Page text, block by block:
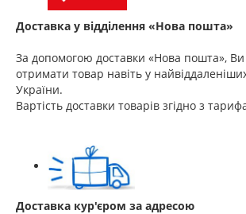
Доставка у відділення «Нова пошта»
За допомогою доставки «Нова пошта»,
отримати товар навіть у
України.
Вартість доставки товарів згідно з
Доставка кур'єром за адресою